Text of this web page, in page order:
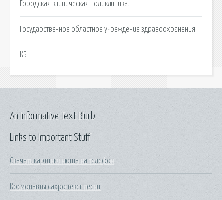
Городская клиническая поликлиника.
Государственное областное учреждение здравоохранения.
КБ
Links to Important Stuff
Скачать картинки нюша на телефон
Космонавты сахро текст песни
An Informative Text Blurb